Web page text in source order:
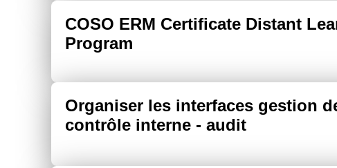
COSO ERM Certificate Distant
Program
Organiser les interfaces gestion
contrôle interne - audit